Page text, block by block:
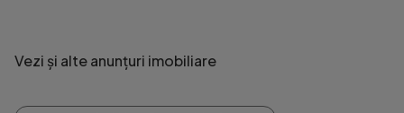
Vezi și alte anunțuri imobiliare